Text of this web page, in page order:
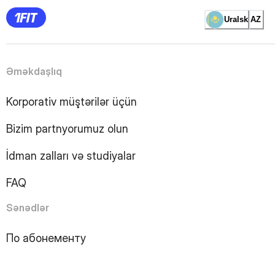
Uralsk AZ
Əməkdaşlıq
Korporativ müştərilər üçün
Bizim partnyorumuz olun
İdman zalları və studiyalar
FAQ
Sənədlər
По абонементу